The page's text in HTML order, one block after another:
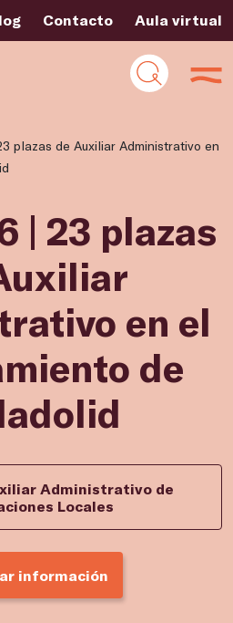
Contacto Aula virtual
plazas de Auxiliar Administrativo en
| 23 plazas
en el
de
Administrativo de
Locales
información